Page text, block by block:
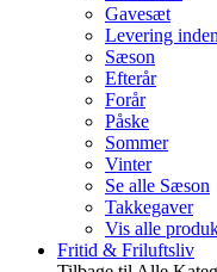
Gavesæt
Levering
Sæson
Efterår
Forår
Påske
Sommer
Vinter
Se alle Sæson
Takkegaver
Vis alle
Fritid & Friluftsliv